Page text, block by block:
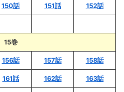
150話 151話 152話
15巻
156話 157話 158話
161話 162話 163話